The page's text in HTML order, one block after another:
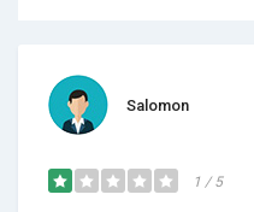
Salomon
1 / 5